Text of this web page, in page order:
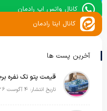
کانال واتس اپ رادمان
کانال ایتا رادمان
آخرین پست ها
تاریخ انتشار: 4 آگوست 2026